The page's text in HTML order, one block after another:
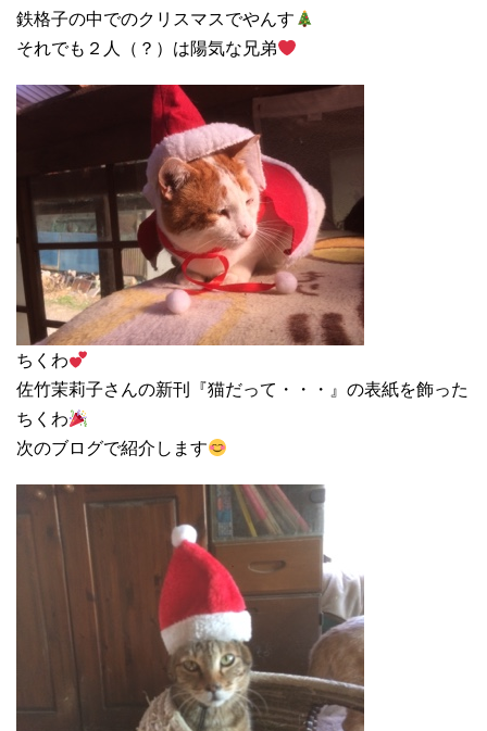
鉄格子の中でのクリスマスでやんす
それでも２人（？）は陽気な兄弟
ちくわ
佐竹茉莉子さんの新刊『猫だって・・・』の表紙を飾った
ちくわ
次のブログで紹介します